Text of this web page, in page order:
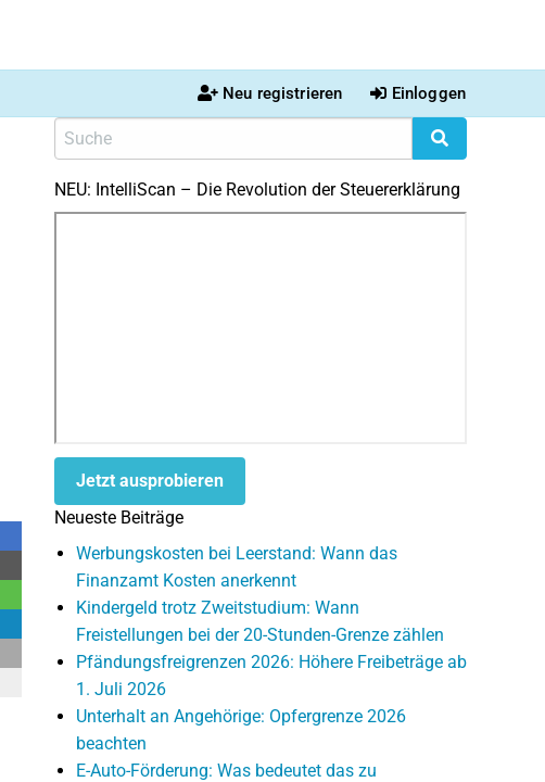
Neu registrieren Einloggen
NEU: IntelliScan – Die Revolution der Steuererklärung
Jetzt ausprobieren
Neueste Beiträge
Werbungskosten bei Leerstand: Wann das
Finanzamt Kosten anerkennt
Kindergeld trotz Zweitstudium: Wann
Freistellungen bei der 20-Stunden-Grenze zählen
Pfändungsfreigrenzen 2026: Höhere Freibeträge ab
1. Juli 2026
Unterhalt an Angehörige: Opfergrenze 2026
beachten
E-Auto-Förderung: Was bedeutet das zu